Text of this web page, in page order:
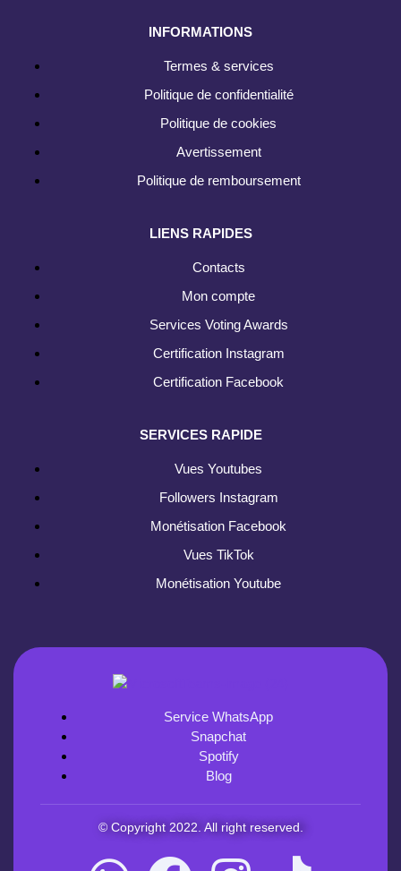
INFORMATIONS
Termes & services
Politique de confidentialité
Politique de cookies
Avertissement
Politique de remboursement
LIENS RAPIDES
Contacts
Mon compte
Services Voting Awards
Certification Instagram
Certification Facebook
SERVICES RAPIDE
Vues Youtubes
Followers Instagram
Monétisation Facebook
Vues TikTok
Monétisation Youtube
Service WhatsApp
Snapchat
Spotify
Blog
© Copyright 2022. All right reserved.